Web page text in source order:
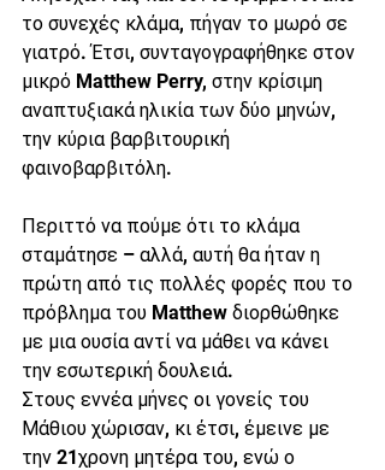
το συνεχές κλάμα, πήγαν το μωρό σε
γιατρό. Έτσι, συνταγογραφήθηκε στον
μικρό Matthew Perry, στην κρίσιμη
αναπτυξιακά ηλικία των δύο μηνών,
την κύρια βαρβιτουρική
φαινοβαρβιτόλη.
Περιττό να πούμε ότι το κλάμα
σταμάτησε – αλλά, αυτή θα ήταν η
πρώτη από τις πολλές φορές που το
πρόβλημα του Matthew διορθώθηκε
με μια ουσία αντί να μάθει να κάνει
την εσωτερική δουλειά.
Στους εννέα μήνες οι γονείς του
Μάθιου χώρισαν, κι έτσι, έμεινε με
την 21χρονη μητέρα του, ενώ ο